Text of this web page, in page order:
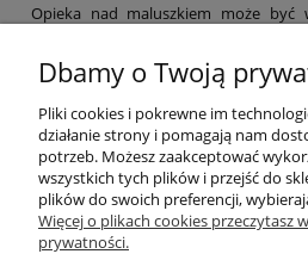
Opieka nad maluszkiem może być
dzięki którym łatwiej przejdziesz
Laktatory, funkcjonalne chusty, a
o sobie! Pamiętaj, by po ciężkim dniu
– np. za sprawą bezpiecznych
Zapraszamy na zakupy!
Dbamy o Twoją
Pliki cookies i pokrewne im
działanie strony i pomagają nam
potrzeb. Możesz zaakceptować
wszystkich tych plików i przejść do
plików do swoich preferencji,
Więcej o plikach cookies przeczytasz
prywatności.